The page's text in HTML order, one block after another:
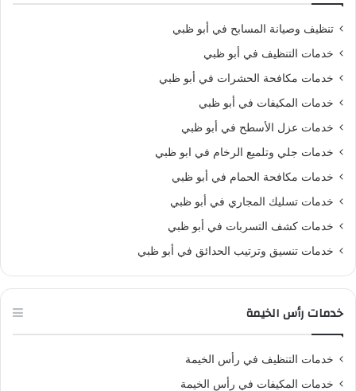
تنظيف وصيانة المسابح في أبو ظبي
خدمات التنظيف في أبو ظبي
خدمات مكافحة الحشرات في أبو ظبي
خدمات المكيفات في أبو ظبي
خدمات عزل الأسطح في أبو ظبي
خدمات جلي وتلميع الرخام في ابو ظبي
خدمات مكافحة الحمام في أبو ظبي
خدمات تسليك المجاري في أبو ظبي
خدمات كشف التسربات في أبو ظبي
خدمات تنسيق وترتيب الحدائق في أبو ظبي
خدمات رأس الخيمة
خدمات التنظيف في رأس الخيمة
خدمات المكيفات في رأس الخيمة